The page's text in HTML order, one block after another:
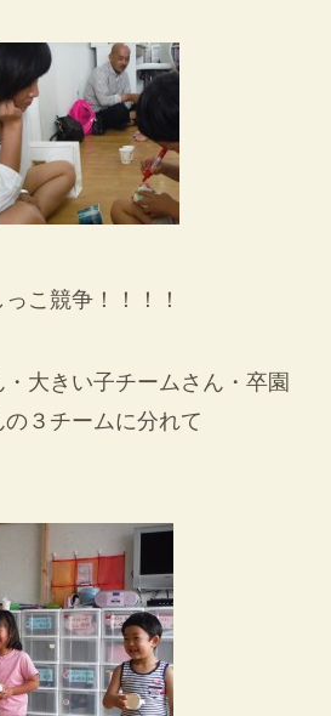
こ競争！！！！
大きい子チームさん・卒園
３チームに分れて